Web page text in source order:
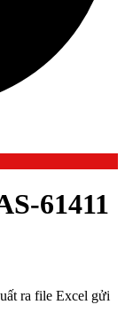
61411
ra file Excel gửi